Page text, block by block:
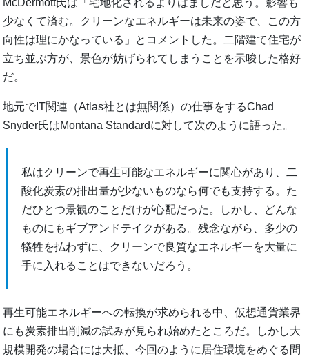
McDermott氏は「宅地化されるよりはましだと思う。影響も
少なくて済む。クリーンなエネルギーは未来の姿で、この方
向性は理にかなっている」とコメントした。二階建て住宅が
立ち並ぶ方が、景色が妨げられてしまうことを示唆した格好
だ。
地元でIT関連（Atlas社とは無関係）の仕事をするChad
Snyder氏はMontana Standardに対して次のように語った。
私はクリーンで再生可能なエネルギーに関心があり、二
酸化炭素の排出量が少ないものなら何でも支持する。た
だひとつ景観のことだけが心配だった。しかし、どんな
ものにもギブアンドテイクがある。残念ながら、多少の
犠牲を払わずに、クリーンで良質なエネルギーを大量に
手に入れることはできないだろう。
再生可能エネルギーへの転換が求められる中、仮想通貨業界
にも炭素排出削減の試みが見られ始めたところだ。しかし大
規模開発の場合には大抵、今回のように居住環境をめぐる問